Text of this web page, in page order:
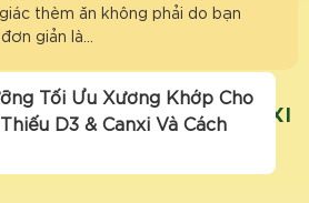
thèm ăn không phải do bạn
giản là…
TANG CUONG CANXI
Tối Ưu Xương Khớp Cho
D3 & Canxi Và Cách